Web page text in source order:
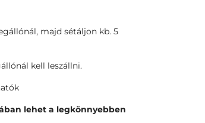
majd sétáljon kb. 5
kell leszállni.
lehet a legkönnyebben